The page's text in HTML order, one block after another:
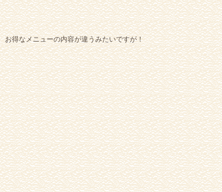
お得なメニューの内容が違うみたいですが！